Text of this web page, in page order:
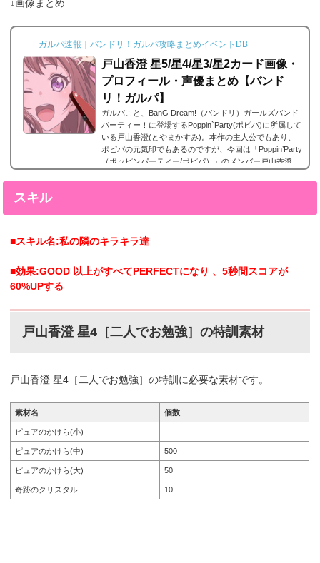
す。エピソードは各キャラクターの詳細にあり、解放す
よ...
↓画像まとめ
ガルパ速報｜バンドリ！ガルパ攻略まとめイベントDB
戸山香澄 星5/星4/星3/星2カード画像・
プロフィール・声優まとめ【バンド
リ！ガルパ】
ガルパこと、BanG Dream!（バンドリ）ガールズバンド
パーティー！に登場するPoppin`Party(ポピパ)に所属して
いる戸山香澄(とやまかすみ)。本作の主人公でもあり、
ポピパの元気印でもあるのですが、今回は「Poppin’Party
（ポッピンパーティー/ポピパ）」のメンバー戸山香澄
スキル
■スキル名:私の隣のキラキラ達
■効果:GOOD 以上がすべてPERFECTになり 、5秒間スコアが
60%UPする
戸山香澄 星4［二人でお勉強］の特訓素材
戸山香澄 星4［二人でお勉強］の特訓に必要な素材です。
素材名 個数
ピュアのかけら(小)
ピュアのかけら(中) 500
ピュアのかけら(大) 50
奇跡のクリスタル 10